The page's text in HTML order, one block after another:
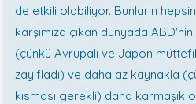
de etkili olabiliyor. Bunların
karşımıza çıkan dünyada
(çünkü Avrupalı ve Japon
zayıfladı) ve daha az kaynakla
kısması gerekli) daha karmaşık